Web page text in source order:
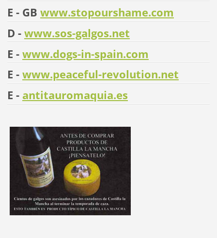
E - GB www.stopourshame.com
D -www.sos-galgos.net
E -www.dogs-in-spain.com
E -www.peaceful-revolution.net
E - antitauromaquia.es